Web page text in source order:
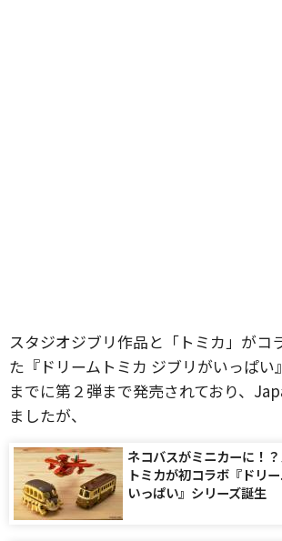
スタジオジブリ作品と「トミカ」がコ
た『ドリームトミカ ジブリがいっぱい
までに第２弾まで発売されており、
ましたが、
ネコバスがミニカーに！
トミカが初コラボ『ドリ
いっぱい』シリーズ誕生